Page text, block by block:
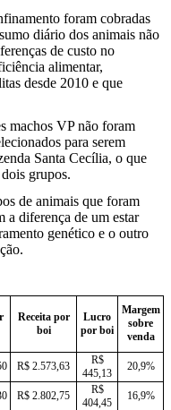
foram cobradas
diário dos animais não
de custo no
alimentar,
desde 2010 e que
machos VP não foram
para serem
Santa Cecília, o que
grupos.
de animais que foram
a diferença de um estar
genético e o outro
Receita por
boi
Lucro
por boi
Margem
sobre
venda
R$ 2.573,63
R$
445,13
20,9%
R$ 2.802,75
R$
404,45
16,9%